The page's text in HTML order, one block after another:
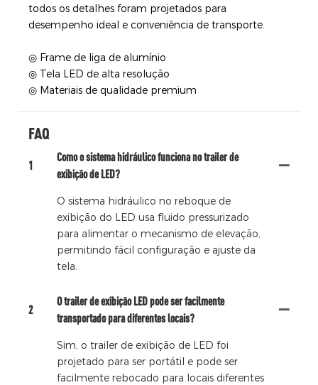
todos os detalhes foram projetados para
desempenho ideal e conveniência de transporte.
◎ Frame de liga de alumínio
◎ Tela LED de alta resolução
◎ Materiais de qualidade premium
FAQ
1
Como o sistema hidráulico funciona no trailer de
exibição de LED?
O sistema hidráulico no reboque de
exibição do LED usa fluido pressurizado
para alimentar o mecanismo de elevação,
permitindo fácil configuração e ajuste da
tela.
2
O trailer de exibição LED pode ser facilmente
transportado para diferentes locais?
Sim, o trailer de exibição de LED foi
projetado para ser portátil e pode ser
facilmente rebocado para locais diferentes